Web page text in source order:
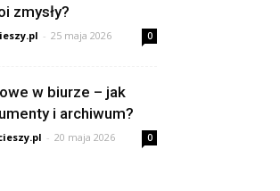
zmysły?
- 25 maja 2026 0
w biurze – jak
i archiwum?
- 20 maja 2026 0